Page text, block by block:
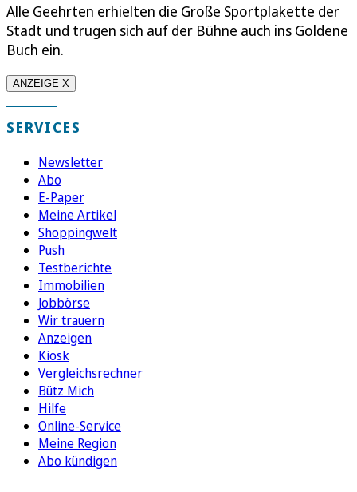
Alle Geehrten erhielten die Große Sportplakette der
Stadt und trugen sich auf der Bühne auch ins Goldene
Buch ein.
ANZEIGE X
SERVICES
Newsletter
Abo
E-Paper
Meine Artikel
Shoppingwelt
Push
Testberichte
Immobilien
Jobbörse
Wir trauern
Anzeigen
Kiosk
Vergleichsrechner
Bütz Mich
Hilfe
Online-Service
Meine Region
Abo kündigen